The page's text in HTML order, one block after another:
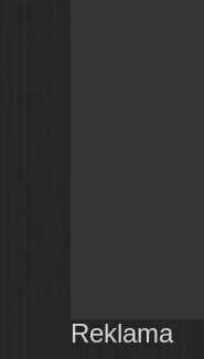
Reklama